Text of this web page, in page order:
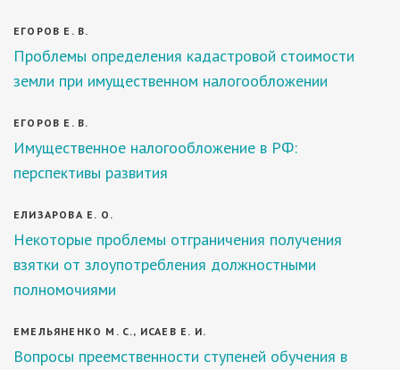
ЕГОРОВ Е. В.
Проблемы определения кадастровой стоимости
земли при имущественном налогообложении
ЕГОРОВ Е. В.
Имущественное налогообложение в РФ:
перспективы развития
ЕЛИЗАРОВА Е. О.
Некоторые проблемы отграничения получения
взятки от злоупотребления должностными
полномочиями
ЕМЕЛЬЯНЕНКО М. С., ИСАЕВ Е. И.
Вопросы преемственности ступеней обучения в